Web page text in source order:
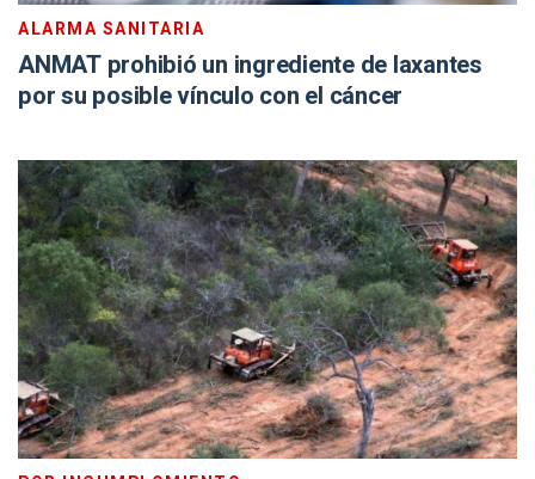
ALARMA SANITARIA
ANMAT prohibió un ingrediente de laxantes
por su posible vínculo con el cáncer